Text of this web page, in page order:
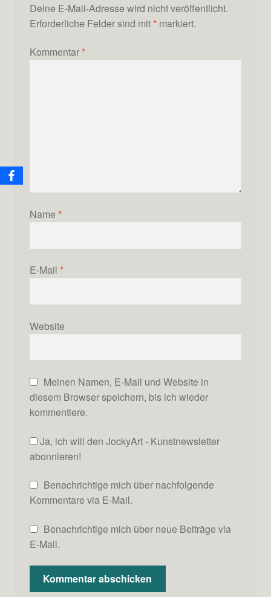
Deine E-Mail-Adresse wird nicht veröffentlicht.
Erforderliche Felder sind mit *markiert.
Kommentar *
Name *
E-Mail *
Website
Meinen Namen, E-Mail und Website in
diesem Browser speichern, bis ich wieder
kommentiere.
Ja, ich will den JockyArt - Kunstnewsletter
abonnieren!
Benachrichtige mich über nachfolgende
Kommentare via E-Mail.
Benachrichtige mich über neue Beiträge via
E-Mail.